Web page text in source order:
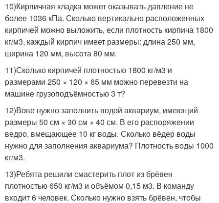
10)Кирпичная кладка может оказывать давление не
более 1036 кПа. Сколько вертикально расположенных
кирпичей можно выложить, если плотность кирпича 1800
кг/м3, каждый кирпич имеет размеры: длина 250 мм,
ширина 120 мм, высота 80 мм.
11)Сколько кирпичей плотностью 1800 кг/м3 и
размерами 250 × 120 × 65 мм можно перевезти на
машине грузоподъёмностью 3 т?
12)Вове нужно заполнить водой аквариум, имеющий
размеры 50 см × 30 см × 40 см. В его распоряжении
ведро, вмещающее 10 кг воды. Сколько вёдер воды
нужно для заполнения аквариума? Плотность воды 1000
кг/м3.
13)Ребята решили смастерить плот из брёвен
плотностью 650 кг/м3 и объёмом 0,15 м3. В команду
входит 6 человек. Сколько нужно взять брёвен, чтобы